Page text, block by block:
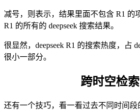
减号，则表示，结果里面不包含 R1 的
R1 的所有的 deepseek 搜索结果。
很显然，deepseek R1 的搜索热度，占
很小一部分。
跨时空检索
还有一个技巧，看一看过去不同时间